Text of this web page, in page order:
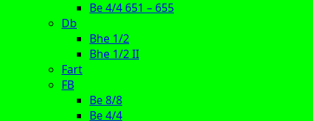
Be 4/4 651 – 655
Db
Bhe 1/2
Bhe 1/2 II
Fart
FB
Be 8/8
Be 4/4